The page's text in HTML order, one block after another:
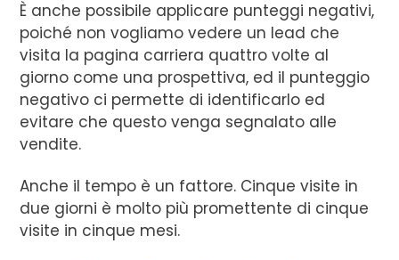
È anche possibile applicare punteggi negativi,
poiché non vogliamo vedere un lead che
visita la pagina carriera quattro volte al
giorno come una prospettiva, ed il punteggio
negativo ci permette di identificarlo ed
evitare che questo venga segnalato alle
vendite.
Anche il tempo è un fattore. Cinque visite in
due giorni è molto più promettente di cinque
visite in cinque mesi.